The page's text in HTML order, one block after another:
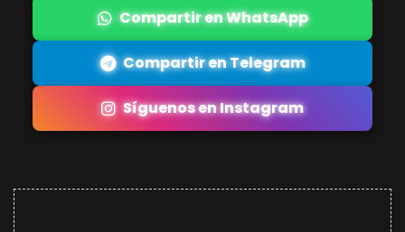
Compartir en WhatsApp
Compartir en Telegram
Síguenos en Instagram